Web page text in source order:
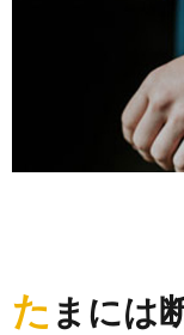
た まには